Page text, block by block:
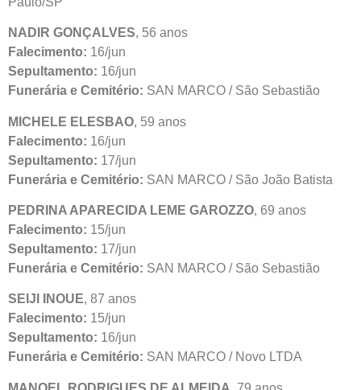
NADIR GONÇALVES, 56 anos
Falecimento: 16/jun
Sepultamento: 16/jun
Funerária e Cemitério: SAN MARCO / São Sebastião
MICHELE ELESBAO, 59 anos
Falecimento: 16/jun
Sepultamento: 17/jun
Funerária e Cemitério: SAN MARCO / São João Batista
PEDRINA APARECIDA LEME GAROZZO, 69 anos
Falecimento: 15/jun
Sepultamento: 17/jun
Funerária e Cemitério: SAN MARCO / São Sebastião
SEIJI INOUE, 87 anos
Falecimento: 15/jun
Sepultamento: 16/jun
Funerária e Cemitério: SAN MARCO / Novo LTDA